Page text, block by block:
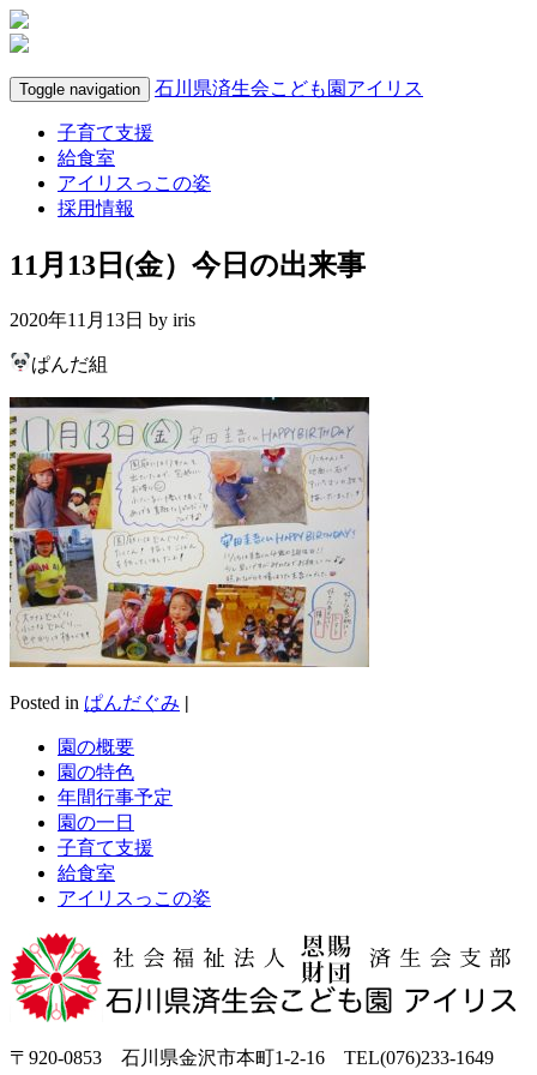
Toggle navigation 石川県済生会こども園アイリス
子育て支援
給食室
アイリスっこの姿
採用情報
11月13日(金）今日の出来事
2020年11月13日 by iris
ぱんだ組
Posted in ぱんだぐみ |
園の概要
園の特色
年間行事予定
園の一日
子育て支援
給食室
アイリスっこの姿
〒920-0853 石川県金沢市本町1-2-16 TEL(076)233-1649